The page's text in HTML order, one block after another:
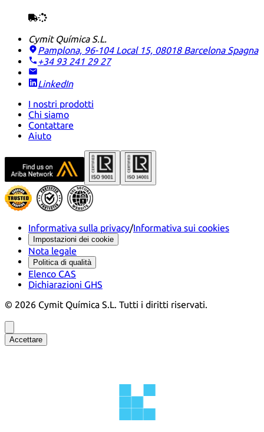
Cymit Química S.L.
Pamplona, 96-104 Local 15, 08018 Barcelona Spagna
+34 93 241 29 27
LinkedIn
I nostri prodotti
Chi siamo
Contattare
Aiuto
Informativa sulla privacy/Informativa sui cookies
Impostazioni dei cookie
Nota legale
Politica di qualità
Elenco CAS
Dichiarazioni GHS
© 2026 Cymit Química S.L. Tutti i diritti riservati.
Accettare